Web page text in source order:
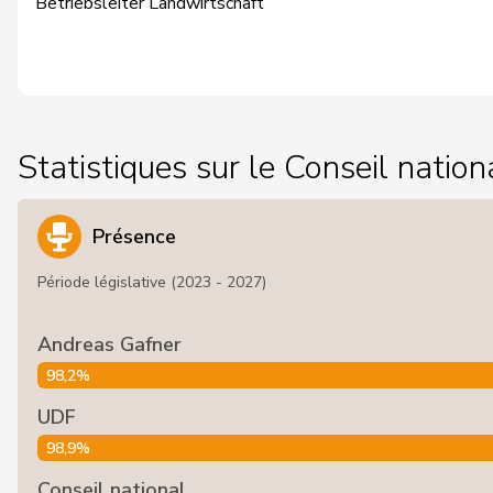
Statistiques sur le Conseil
Présence
Période législative (2023 - 2027)
Andreas Gafner
98,2%
UDF
98,9%